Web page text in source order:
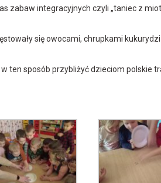
zabaw integracyjnych czyli „taniec z
się owocami, chrupkami
ten sposób przybliżyć dzieciom polskie